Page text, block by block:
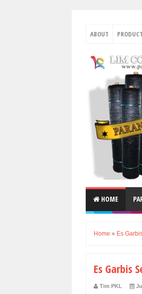
ABOUT PRODUCT
HOME
Home » Es
Es Garbis
Tim PKL